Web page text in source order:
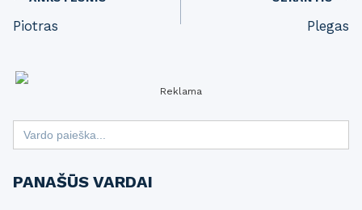
navigation
Piotras Plegas
Reklama
Search
for:
PANAŠŪS VARDAI